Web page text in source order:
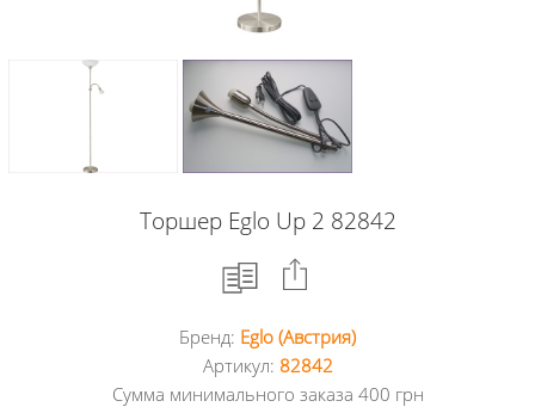
Торшер Eglo Up 2 82842
Facebook
Бренд: Eglo (Австрия)
Артикул: 82842
Сумма минимального заказа 400 грн